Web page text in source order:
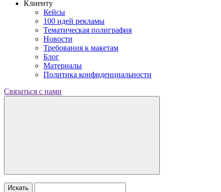
Клиенту
Кейсы
100 идей рекламы
Тематическая полиграфия
Новости
Требования к макетам
Блог
Материалы
Политика конфиденциальности
Связаться с нами
Искать